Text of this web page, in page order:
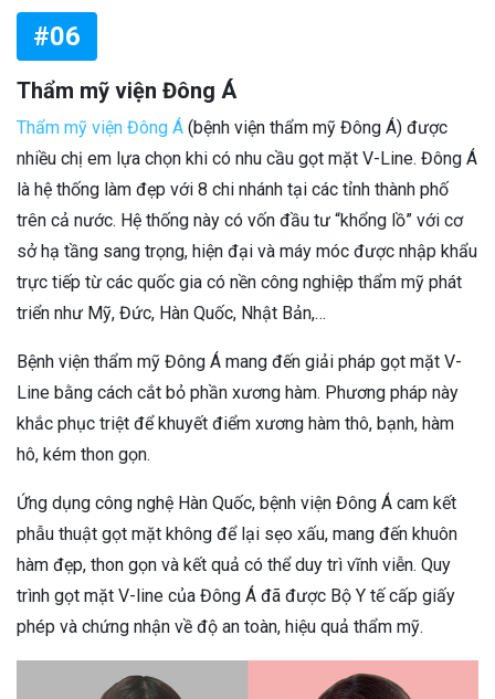
#06
Thẩm mỹ viện Đông Á
Thẩm mỹ viện Đông Á (bệnh viện thẩm mỹ Đông Á) được
nhiều chị em lựa chọn khi có nhu cầu gọt mặt V-Line. Đông Á
là hệ thống làm đẹp với 8 chi nhánh tại các tỉnh thành phố
trên cả nước. Hệ thống này có vốn đầu tư “khổng lồ” với cơ
sở hạ tầng sang trọng, hiện đại và máy móc được nhập khẩu
trực tiếp từ các quốc gia có nền công nghiệp thẩm mỹ phát
triển như Mỹ, Đức, Hàn Quốc, Nhật Bản,…
Bệnh viện thẩm mỹ Đông Á mang đến giải pháp gọt mặt V-
Line bằng cách cắt bỏ phần xương hàm. Phương pháp này
khắc phục triệt để khuyết điểm xương hàm thô, bạnh, hàm
hô, kém thon gọn.
Ứng dụng công nghệ Hàn Quốc, bệnh viện Đông Á cam kết
phẫu thuật gọt mặt không để lại sẹo xấu, mang đến khuôn
hàm đẹp, thon gọn và kết quả có thể duy trì vĩnh viễn. Quy
trình gọt mặt V-line của Đông Á đã được Bộ Y tế cấp giấy
phép và chứng nhận về độ an toàn, hiệu quả thẩm mỹ.